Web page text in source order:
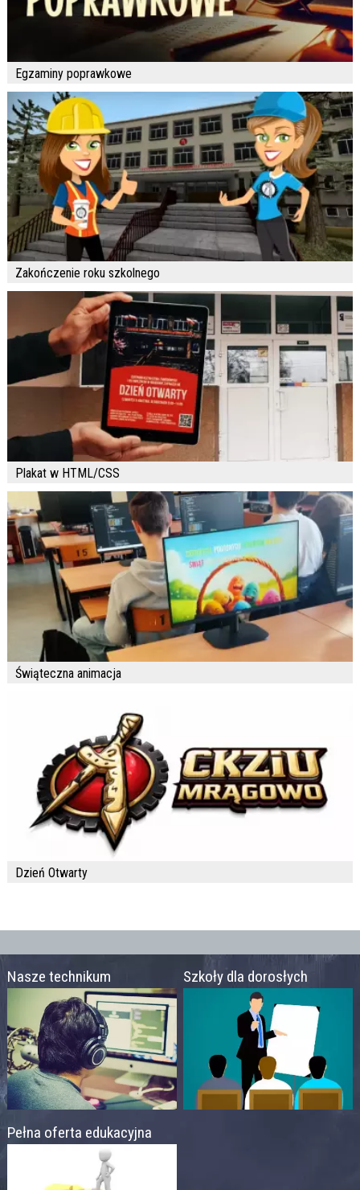
Egzaminy poprawkowe
Zakończenie roku szkolnego
Plakat w HTML/CSS
Świąteczna animacja
Dzień Otwarty
Nasze technikum Szkoły dla dorosłych
Pełna oferta edukacyjna